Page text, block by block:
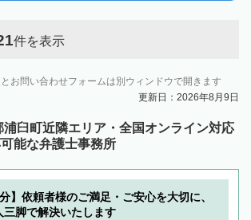
件を表示
お問い合わせフォームは別ウィンドウで開きます
更新日：2026年8月9日
浦臼町近隣エリア・全国オンライン対応
能な弁護士事務所
】依頼者様のご満足・ご安心を大切に、
三脚で解決いたします